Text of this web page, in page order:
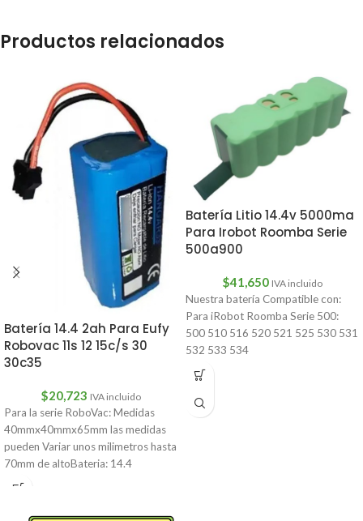
Productos relacionados
Batería 14.4 2ah Para Eufy
Robovac 11s 12 15c/s 30
30c35
$20,723 IVA incluido
Para la serie RoboVac: Medidas
40mmx40mmx65mm las medidas
pueden Variar unos milimetros hasta
70mm de altoBateria: 14.4
2000mAhEufy RoboVac 11
Batería Litio 14.4v 5000ma
Para Irobot Roomba Serie
500a900
$41,650 IVA incluido
Nuestra batería Compatible con:
Para iRobot Roomba Serie 500:
500 510 516 520 521 525 530 531
532 533 534